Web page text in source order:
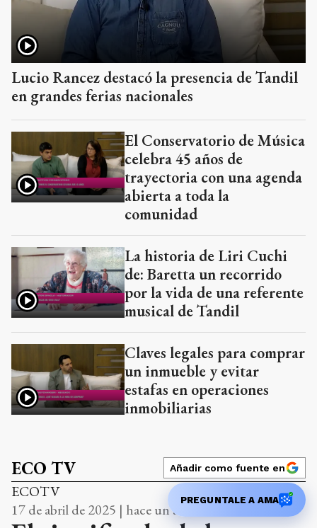
Lucio Rancez destacó la presencia de Tandil
en grandes ferias nacionales
El Conservatorio de Música
celebra 45 años de
trayectoria con una agenda
abierta a toda la
comunidad
La historia de Liri Cuchi
de: Baretta un recorrido
por la vida de una referente
musical de Tandil
Claves legales para comprar
un inmueble y evitar
estafas en operaciones
inmobiliarias
ECO TV Añadir como fuente en
ECOTV
17 de abril de 2025 | hace un año
PREGUNTALE A AMA